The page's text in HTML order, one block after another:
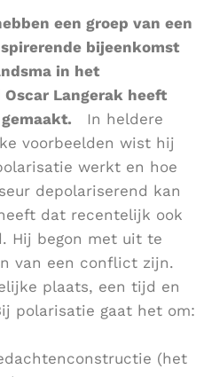
een groep van een
bijeenkomst
in het
Langerak heeft
In heldere
voorbeelden wist hij
werkt en hoe
depolariserend kan
dat recentelijk ook
Hij begon met uit te
van een conflict zijn.
plaats, een tijd en
polarisatie gaat het om:
(het